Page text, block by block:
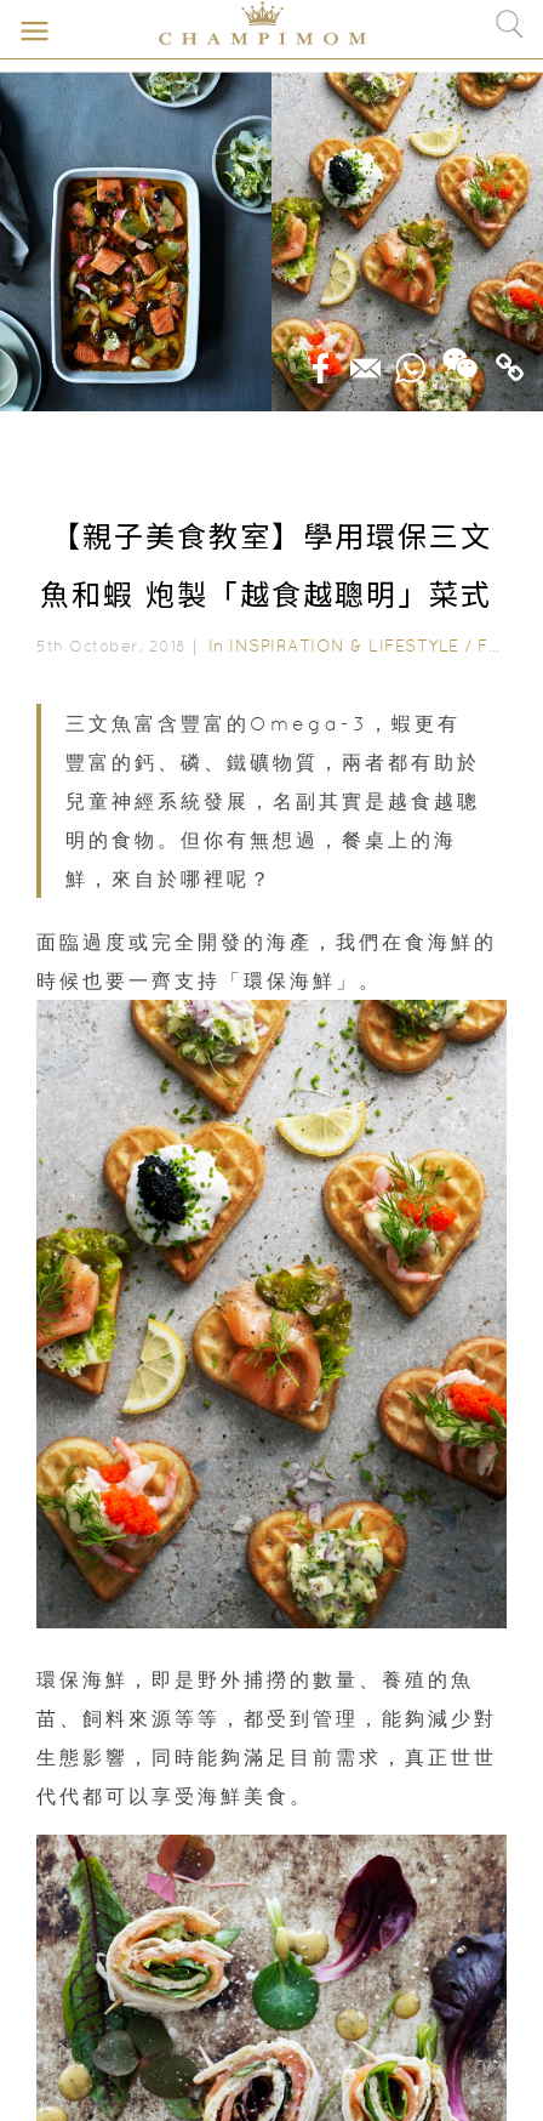
【親子美食教室】學用環保三文
魚和蝦 炮製「越食越聰明」菜式
5th October, 2018｜ In INSPIRATION & LIFESTYLE / FAMILY FUN
三文魚富含豐富的Omega-3，蝦更有
豐富的鈣、磷、鐵礦物質，兩者都有助於
兒童神經系統發展，名副其實是越食越聰
明的食物。但你有無想過，餐桌上的海
鮮，來自於哪裡呢？
面臨過度或完全開發的海產，我們在食海鮮的
時候也要一齊支持「環保海鮮」。
環保海鮮，即是野外捕撈的數量、養殖的魚
苗、飼料來源等等，都受到管理，能夠減少對
生態影響，同時能夠滿足目前需求，真正世世
代代都可以享受海鮮美食。